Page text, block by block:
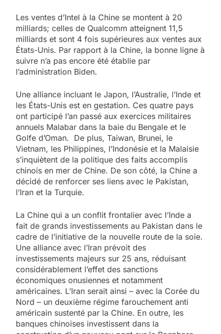
Les ventes d’Intel à la Chine se montent à 20
milliards; celles de Qualcomm atteignent 11,5
milliards et sont 4 fois supérieures aux ventes aux
États-Unis. Par rapport à la Chine, la bonne ligne à
suivre n’a pas encore été établie par
l’administration Biden.
Une alliance incluant le Japon, l’Australie, l’Inde et
les États-Unis est en gestation. Ces quatre pays
ont participé l’an passé aux exercices militaires
annuels Malabar dans la baie du Bengale et le
Golfe d’Oman. De plus, Taiwan, Brunei, le
Vietnam, les Philippines, l’Indonésie et la Malaisie
s’inquiètent de la politique des faits accomplis
chinois en mer de Chine. De son côté, la Chine a
décidé de renforcer ses liens avec le Pakistan,
l’Iran et la Turquie.
La Chine qui a un conflit frontalier avec l’Inde a
fait de grands investissements au Pakistan dans le
cadre de l’initiative de la nouvelle route de la soie.
Une alliance avec l’Iran prévoit des
investissements majeurs sur 25 ans, réduisant
considérablement l’effet des sanctions
économiques onusiennes et notamment
américaines. L’Iran serait ainsi – avec la Corée du
Nord – un deuxième régime farouchement anti
américain sustenté par la Chine. En outre, les
banques chinoises investissent dans la